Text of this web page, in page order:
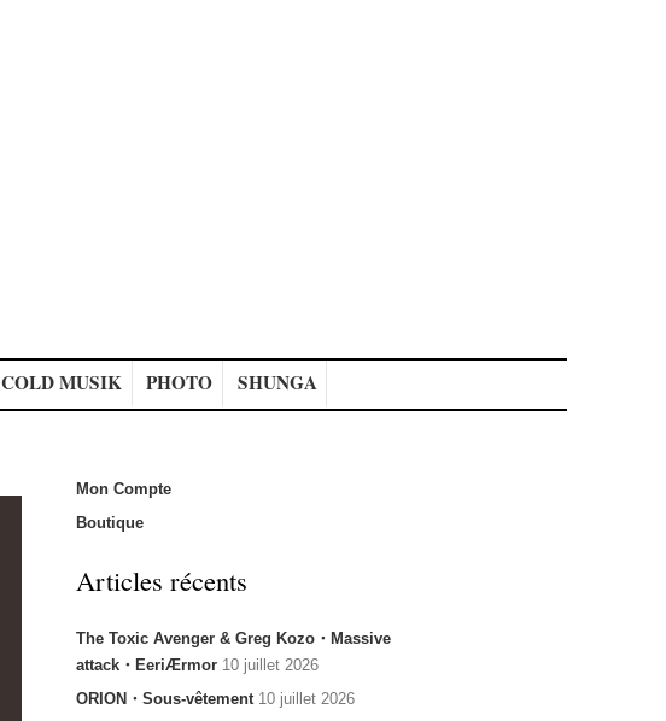
COLD MUSIK PHOTO SHUNGA
Mon Compte
Boutique
Articles récents
The Toxic Avenger & Greg Kozo・Massive
attack・EeriÆrmor 10 juillet 2026
ORION・Sous-vêtement 10 juillet 2026